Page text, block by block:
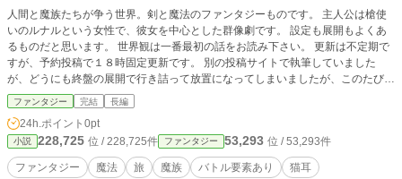
人間と魔族たちが争う世界。剣と魔法のファンタジーものです。 主人公は槍使
いのルナルという女性で、彼女を中心とした群像劇です。 設定も展開もよくあ
るものだと思います。 世界観は一番最初の話をお読み下さい。 更新は不定期で
すが、予約投稿で１８時固定更新です。 別の投稿サイトで執筆していました
が、どうにも終盤の展開で行き詰って放置になってしまいましたが、このたび、
改稿・編集を行いつつ再び最初から執筆をして完結を目指してまいります。
ファンタジー 完結 長編
24h.ポイント 0pt
小説 228,725 位 / 228,725件 ファンタジー 53,293 位 / 53,293件
ファンタジー 魔法 旅 魔族 バトル要素あり 猫耳